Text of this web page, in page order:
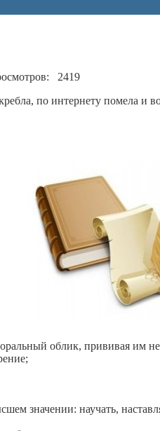
2419
по интернету помела и
облик, прививая им
значении: научать,